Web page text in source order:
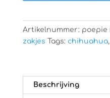
Artikelnummer: poepie
zakjes Tags: chihuahua,
Beschrijving